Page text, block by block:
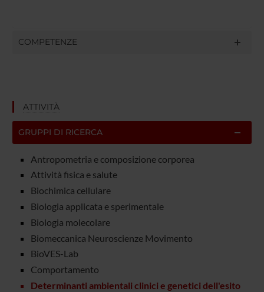
COMPETENZE
ATTIVITÀ
GRUPPI DI RICERCA
Antropometria e composizione corporea
Attività fisica e salute
Biochimica cellulare
Biologia applicata e sperimentale
Biologia molecolare
Biomeccanica Neuroscienze Movimento
BioVES-Lab
Comportamento
Determinanti ambientali clinici e genetici dell'esito